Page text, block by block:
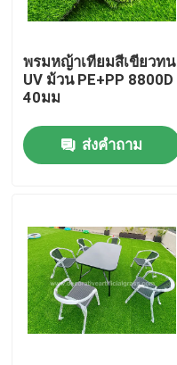
ทัวร์โรงงาน
ควบคุมคุณภาพ
ติดต่อเรา
กรณี
ขอใบเสนอราคา
พรมหญ้าเทียมสีเขียวทน
UV ม้วน PE+PP 8800D
40มม
ส่งคำถาม